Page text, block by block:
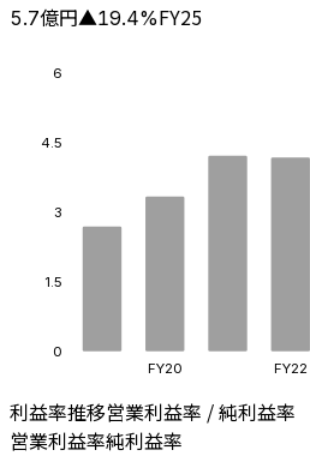
5.7億円▲19.4%FY25
0
1.5
3
4.5
6
FY20 FY22
利益率推移営業利益率 / 純利益率
営業利益率純利益率